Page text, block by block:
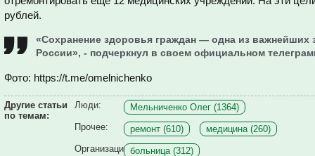
рублей.
«Сохранение здоровья граждан — одна из важнейших
России», - подчеркнул в своем официальном
Фото: https://t.me/omelnichenko
Другие статьи
по темам:
Люди:
Мельниченко Олег (1364)
Прочее:
ремонт (610)
медицина (260)
Организаци больница (312)